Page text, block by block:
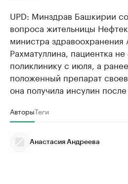
UPD: Минздрав Башкирии
вопроса жительницы
министра здравоохранения
Рахматуллина, пациентка
поликлинику с июля, а
положенный препарат
она получила инсулин
АвторыТеги
Анастасия Андреева